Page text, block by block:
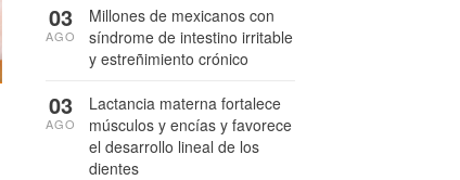
Millones de mexicanos con
síndrome de intestino irritable
y estreñimiento crónico
03
AGO
Lactancia materna fortalece
músculos y encías y favorece
el desarrollo lineal de los
dientes
03
AGO